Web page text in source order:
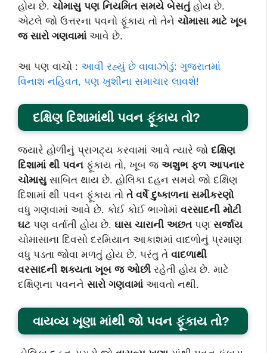
હોય છે. ચોમાસુ પણ નિયમિત સમયે બેસતુંહોય છે.
એટલે જો ઉત્તરના પવનો ફૂંકાય તો તેને ચોમાસા માટે ખૂબ
જ સારો ગણવામાં આવે છે.
આ પણ વાચો : આવી રહ્યું છે વાવાઝોડું: ગુજરાતમાં
વિનાશ નહિવત, પણ ખુશીના સમાચાર લાવશે!
દક્ષિણ દિશામાંથી પવન ફૂંકાય તો?
જ્યારે હોળીનું પ્રાગટ્ય કરવામાં આવે ત્યારે જો દક્ષિણ
દિશામાં થી પવન ફૂંકાય તો, ખૂબ જ અશુભ ફળ આપનાર
ચોમાસુ સાબિત થાય છે. હોલિકા દહન સમયે જો દક્ષિણ
દિશામાં થી પવન ફૂંકાય તો તે વર્ષે દુષ્કાળના સમીકરણો
વધુ ગણવામાં આવે છે. કોઈ કોઈ ભાગોમાં વરસાદની મોટી
ઘટ પણ વર્તાતી હોય છે. ઘાસ ચારાની અછતપણ સર્જાય
ચોમાસાના દિવસો દરમિયાન આકાશમાં વાદળોનું પ્રમાણ
વધુ પડતા જોવા મળતું હોય છે. પરંતુ તે વાદળાથી
વરસાદની શક્યતા ખૂબ જ ઓછી રહેતી હોય છે. માટે
દક્ષિણના પવનને સારો ગણવામાં આવતો નથી.
વાયવ્ય ખૂણા માંથી જો પવન ફૂંકાય તો?